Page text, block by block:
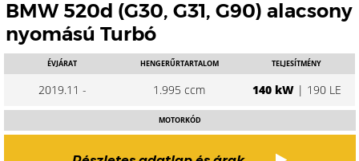
BMW 520d (G30, G31, G90) alacsony
nyomású Turbó
ÉVJÁRAT
2019.11 -
HENGERŰRTARTALOM
1.995 ccm
TELJESÍTMÉNY
140 kW| 190 LE
MOTORKÓD